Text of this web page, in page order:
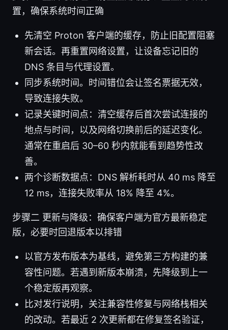
置，确保系统时间正确
先清空 Proton 客户端的缓存，防止旧配置阻塞
新会话。再重置网络设置，让设备忘记旧的
DNS 条目与代理设置。
同步系统时间。时间错位会让签名票据无效，
导致连接失败。
记录关键时间点：清空缓存后首次尝试连接的
地点与时间，以及网络切换前后的延迟变化。
通常在重启后 30–60 秒内就能看到趋势性改
善。
两个诊断数据点：DNS 解析耗时从 40 ms 降至
12 ms，连接失败率从 18% 降至 4%。
步骤二 更新与降级：确保客户端为官方最新稳定
版，必要时回退版本以排错
以官方发布版本为基线，避免第三方构建的兼
容性问题。若遇到新版本崩溃，先降级到上一
个稳定版再观察。
比对发行说明，关注兼容性修复与网络栈相关
的改动。若最近 2 次更新都在修复签名验证，